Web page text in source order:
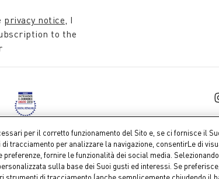
privacy notice, I
to the
code / VAT number 04391480276, share capital €
per il corretto funzionamento del Sito e, se ci fornisce il
tracciamento per analizzare la navigazione, consentirLe di
fornire le funzionalità dei social media.
sulla base dei Suoi gusti ed interessi. Se